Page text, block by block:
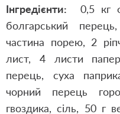
Інгредієнти: 0,5 кг
болгарський
частина порею, 2
лист, 4 листи
перець, суха
чорний перець
гвоздика, сіль, 50 г